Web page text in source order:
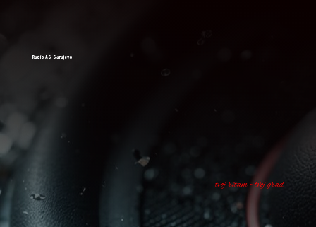
Radio AS Sarajevo
tvoj ritam - tvoj grad